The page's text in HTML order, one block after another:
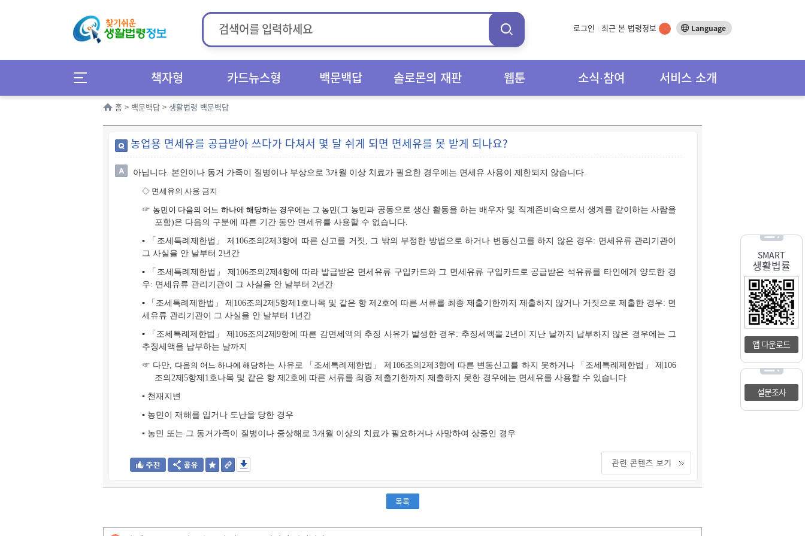
로그인 최근 본 법령정보 - Language
책자형 카드뉴스형 백문백답 솔로몬의 재판 웹툰 소식∙참여 서비스 소개
SMART
생활법률
앱 다운로드
설문조사
홈 > 백문백답 > 생활법령 백문백답
농업용 면세유를 공급받아 쓰다가 다쳐서 몇 달 쉬게 되면 면세유를 못 받게 되나요?
아닙니다. 본인이나 동거 가족이 질병이나 부상으로 3개월 이상 치료가 필요한 경우에는 면세유 사용이 제한되지 않습니다.
◇ 면세유의 사용 금지
☞ 농민이 다음의 어느 하나에 해당하는 경우에는 그 농민(그 농민과 공동으로 생산 활동을 하는 배우자 및 직계존비속으로서 생계를 같이하는 사람을
포함)은 다음의 구분에 따른 기간 동안 면세유를 사용할 수 없습니다.
▪ 「조세특례제한법」 제106조의2제3항에 따른 신고를 거짓, 그 밖의 부정한 방법으로 하거나 변동신고를 하지 않은 경우: 면세유류 관리기관이
그 사실을 안 날부터 2년간
▪ 「조세특례제한법」 제106조의2제4항에 따라 발급받은 면세유류 구입카드와 그 면세유류 구입카드로 공급받은 석유류를 타인에게 양도한 경
우: 면세유류 관리기관이 그 사실을 안 날부터 2년간
▪ 「조세특례제한법」 제106조의2제5항제1호나목 및 같은 항 제2호에 따른 서류를 최종 제출기한까지 제출하지 않거나 거짓으로 제출한 경우: 면
세유류 관리기관이 그 사실을 안 날부터 1년간
▪ 「조세특례제한법」 제106조의2제9항에 따른 감면세액의 추징 사유가 발생한 경우: 추징세액을 2년이 지난 날까지 납부하지 않은 경우에는 그
추징세액을 납부하는 날까지
☞ 다만, 다음의 어느 하나에 해당하는 사유로 「조세특례제한법」 제106조의2제3항에 따른 변동신고를 하지 못하거나 「조세특례제한법」 제106
조의2제5항제1호나목 및 같은 항 제2호에 따른 서류를 최종 제출기한까지 제출하지 못한 경우에는 면세유를 사용할 수 있습니다
▪ 천재지변
▪ 농민이 재해를 입거나 도난을 당한 경우
▪ 농민 또는 그 동거가족이 질병이나 중상해로 3개월 이상의 치료가 필요하거나 사망하여 상중인 경우
목록